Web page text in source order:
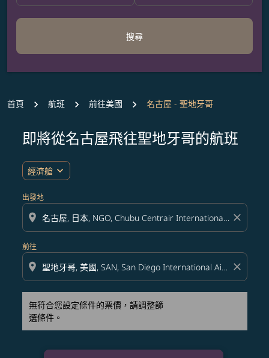
搜尋
首頁 航班 前往美國 名古屋 - 聖地牙哥
即將從名古屋飛往聖地牙哥的航班
經濟艙 expand_more
出發地
location_on close
前往
location_on close
無符合您設定條件的票價，請調整篩
選條件。
無符合您設定條件的票價，請調整篩選條件。